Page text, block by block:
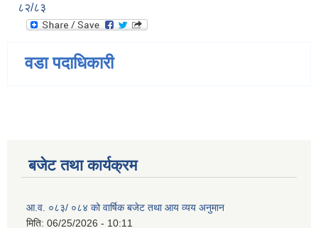
८२/८३
वडा पदाधिकारी
बजेट तथा कार्यक्रम
आ.व. ०८३/ ०८४ को वार्षिक बजेट तथा आय व्यय अनुमान
मिति: 06/25/2026 - 10:11